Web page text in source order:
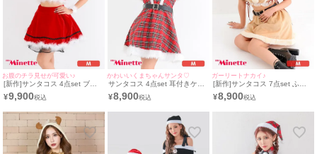
お腹のチラ見せが可愛い♪
[新作]サンタコス 4点set ブラ
ックレース セットアップ ふわ
ふわ フレアスカート サンタ コ
子+リストバンド]
¥9,900
かわいいくまちゃんサンタ♡
サンタコス 4点set 耳付きケー
プ タータンチェック ふわふわ
ベアー フレア アニマル サンタ
ワンピース+ベルト＋透明スト
¥8,900
ガーリートナカイ♪
[新作]サンタコス 7点set ふわ
ふわ トナカイ オフショル フレ
ア セットアップ コスプレ [カ
ベルト＋ガーターリング]
¥8,900